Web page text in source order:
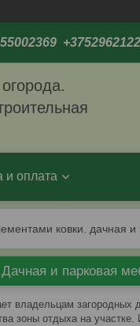
и оплата
ковки. дачная
Дачная и
владельцам загородных
зоны отдыха на